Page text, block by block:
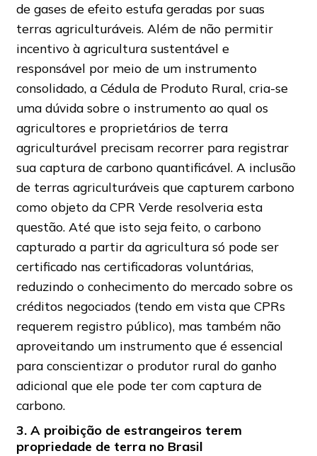
de gases de efeito estufa geradas por suas
terras agriculturáveis. Além de não permitir
incentivo à agricultura sustentável e
responsável por meio de um instrumento
consolidado, a Cédula de Produto Rural, cria-se
uma dúvida sobre o instrumento ao qual os
agricultores e proprietários de terra
agriculturável precisam recorrer para registrar
sua captura de carbono quantificável. A inclusão
de terras agriculturáveis que capturem carbono
como objeto da CPR Verde resolveria esta
questão. Até que isto seja feito, o carbono
capturado a partir da agricultura só pode ser
certificado nas certificadoras voluntárias,
reduzindo o conhecimento do mercado sobre os
créditos negociados (tendo em vista que CPRs
requerem registro público), mas também não
aproveitando um instrumento que é essencial
para conscientizar o produtor rural do ganho
adicional que ele pode ter com captura de
carbono.
3. A proibição de estrangeiros terem
propriedade de terra no Brasil